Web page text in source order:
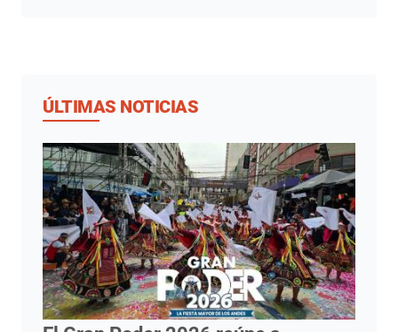
ÚLTIMAS NOTICIAS